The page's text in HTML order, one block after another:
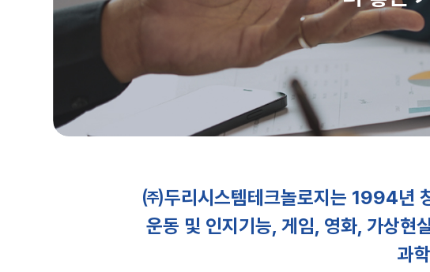
㈜두리시스템테크놀로지는 1994년
운동 및 인지기능, 게임, 영화, 가상현
과